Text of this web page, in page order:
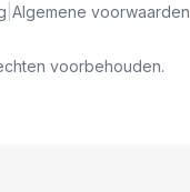
Algemene voorwaarden
voorbehouden.